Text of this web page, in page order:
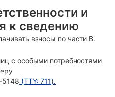
и
к сведению
взносы по части B.
с особыми потребностями
(TTY: 711).